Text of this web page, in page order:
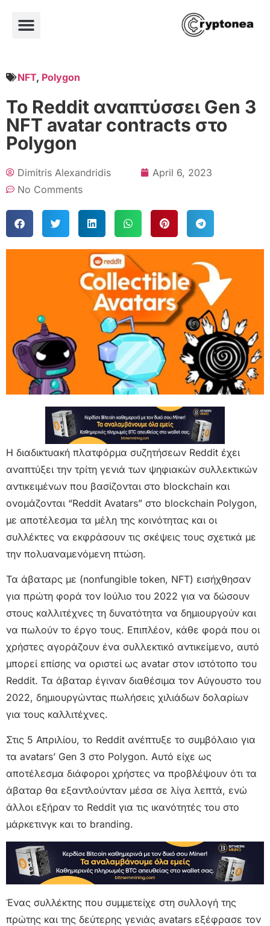
NFT, Polygon
Το Reddit αναπτύσσει Gen 3
NFT avatar contracts στο
Polygon
Dimitris Alexandridis
April 6, 2023
No Comments
Η διαδικτυακή πλατφόρμα συζητήσεων Reddit έχει
αναπτύξει την τρίτη γενιά των ψηφιακών συλλεκτικών
αντικειμένων που βασίζονται στο blockchain και
ονομάζονται “Reddit Avatars” στο blockchain Polygon,
με αποτέλεσμα τα μέλη της κοινότητας και οι
συλλέκτες να εκφράσουν τις σκέψεις τους σχετικά με
την πολυαναμενόμενη πτώση.
Τα άβαταρς με (nonfungible token, NFT) εισήχθησαν
για πρώτη φορά τον Ιούλιο του 2022 για να δώσουν
στους καλλιτέχνες τη δυνατότητα να δημιουργούν και
να πωλούν το έργο τους. Επιπλέον, κάθε φορά που οι
χρήστες αγοράζουν ένα συλλεκτικό αντικείμενο, αυτό
μπορεί επίσης να οριστεί ως avatar στον ιστότοπο του
Reddit. Τα άβαταρ έγιναν διαθέσιμα τον Αύγουστο του
2022, δημιουργώντας πωλήσεις χιλιάδων δολαρίων
για τους καλλιτέχνες.
Στις 5 Απριλίου, το Reddit ανέπτυξε το συμβόλαιο για
τα avatars’ Gen 3 στο Polygon. Αυτό είχε ως
αποτέλεσμα διάφοροι χρήστες να προβλέψουν ότι τα
άβαταρ θα εξαντλούνταν μέσα σε λίγα λεπτά, ενώ
άλλοι εξήραν το Reddit για τις ικανότητές του στο
μάρκετινγκ και το branding.
Ένας συλλέκτης που συμμετείχε στη συλλογή της
πρώτης και της δεύτερης γενιάς avatars εξέφρασε τον